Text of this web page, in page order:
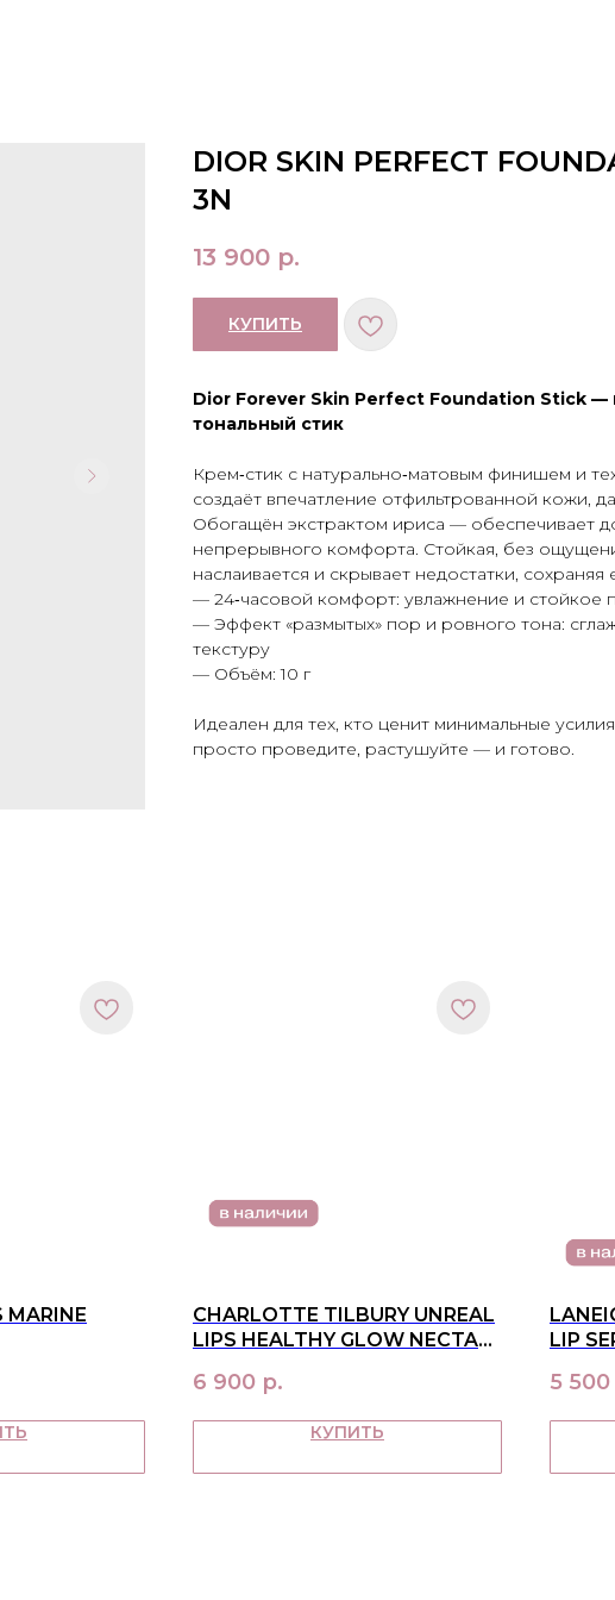
DIOR SKIN PERFECT
3N
13 900 р.
КУПИТЬ
Dior Forever Skin Perfect Foundation Stick
тональный стик
Крем‑стик с натурально‑матовым финишем и
создаёт впечатление отфильтрованной кожи,
Обогащён экстрактом ириса — обеспечивает
непрерывного комфорта. Стойкая, без
наслаивается и скрывает недостатки, сохраняя
— 24‑часовой комфорт: увлажнение и стойкое
— Эффект «размытых» пор и ровного тона:
текстуру
— Объём: 10 г
Идеален для тех, кто ценит минимальные
просто проведите, растушуйте — и готово.
MARINE
CHARLOTTE TILBURY UNREAL
LIPS HEALTHY GLOW NECTAR
6 900 р.
КУПИТЬ
LIP
5 500